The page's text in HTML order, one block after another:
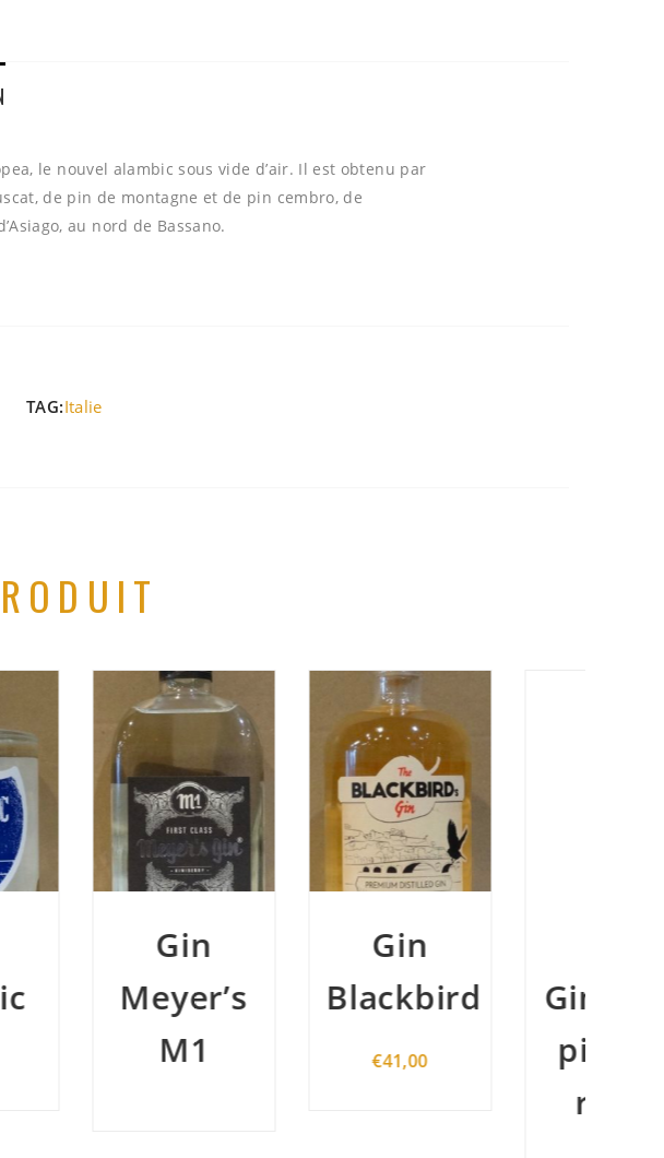
le nouvel alambic sous vide d’air. Il est obtenu par
de pin de montagne et de pin cembro, de
au nord de Bassano.
TAG:Italie
Blackbird
Ginetical
piment